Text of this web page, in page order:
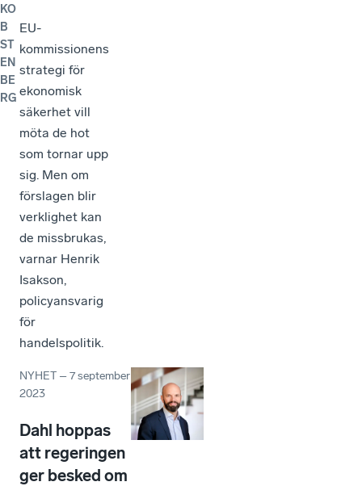
KO
B
ST
EN
BE
RG
EU-
kommissionens
strategi för
ekonomisk
säkerhet vill
möta de hot
som tornar upp
sig. Men om
förslagen blir
verklighet kan
de missbrukas,
varnar Henrik
Isakson,
policyansvarig
för
handelspolitik.
NYHET –7 september
2023
Dahl hoppas
att regeringen
ger besked om